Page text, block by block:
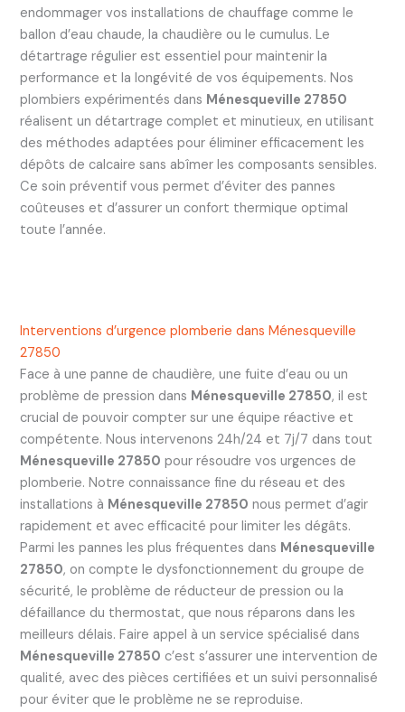
endommager vos installations de chauffage comme le
ballon d’eau chaude, la chaudière ou le cumulus. Le
détartrage régulier est essentiel pour maintenir la
performance et la longévité de vos équipements. Nos
plombiers expérimentés dans Ménesqueville 27850
réalisent un détartrage complet et minutieux, en utilisant
des méthodes adaptées pour éliminer efficacement les
dépôts de calcaire sans abîmer les composants sensibles.
Ce soin préventif vous permet d’éviter des pannes
coûteuses et d’assurer un confort thermique optimal
toute l’année.
Interventions d’urgence plomberie dans Ménesqueville
27850
Face à une panne de chaudière, une fuite d’eau ou un
problème de pression dans Ménesqueville 27850, il est
crucial de pouvoir compter sur une équipe réactive et
compétente. Nous intervenons 24h/24 et 7j/7 dans tout
Ménesqueville 27850 pour résoudre vos urgences de
plomberie. Notre connaissance fine du réseau et des
installations à Ménesqueville 27850 nous permet d’agir
rapidement et avec efficacité pour limiter les dégâts.
Parmi les pannes les plus fréquentes dans Ménesqueville
27850, on compte le dysfonctionnement du groupe de
sécurité, le problème de réducteur de pression ou la
défaillance du thermostat, que nous réparons dans les
meilleurs délais. Faire appel à un service spécialisé dans
Ménesqueville 27850 c’est s’assurer une intervention de
qualité, avec des pièces certifiées et un suivi personnalisé
pour éviter que le problème ne se reproduise.